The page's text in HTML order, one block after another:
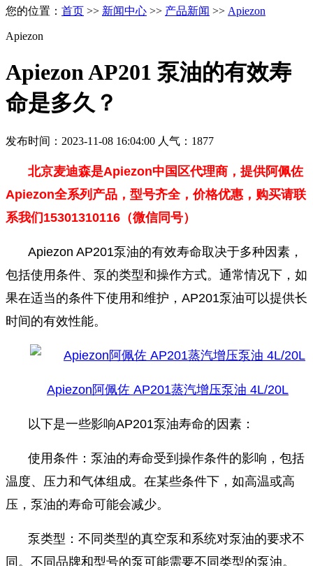
您的位置： 首页 >> 新闻中心 >> 产品新闻 >> Apiezon
Apiezon
Apiezon AP201 泵油的有效寿
命是多久？
发布时间：2023-11-08 16:04:00 人气：1877
北京麦迪森是Apiezon中国区代理商，提供阿佩佐
Apiezon全系列产品，型号齐全，价格优惠，购买请联
系我们15301310116（微信同号）
Apiezon AP201泵油的有效寿命取决于多种因素，
包括使用条件、泵的类型和操作方式。通常情况下，如
果在适当的条件下使用和维护，AP201泵油可以提供长
时间的有效性能。
Apiezon阿佩佐 AP201蒸汽增压泵油 4L/20L
以下是一些影响AP201泵油寿命的因素：
使用条件：泵油的寿命受到操作条件的影响，包括
温度、压力和气体组成。在某些条件下，如高温或高
压，泵油的寿命可能会减少。
泵类型：不同类型的真空泵和系统对泵油的要求不
同。不同品牌和型号的泵可能需要不同类型的泵油。